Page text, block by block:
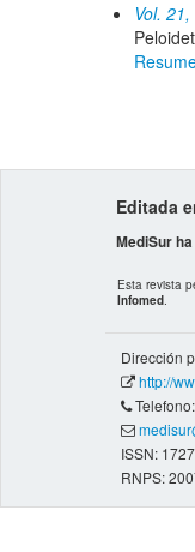
Vol.
Editada
MediSur
Esta revista
Infomed.
Dirección
http://
ISSN:
RNPS: